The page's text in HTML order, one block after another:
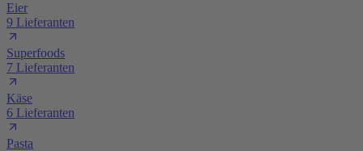
Eier
9 Lieferanten
Superfoods
7 Lieferanten
Käse
6 Lieferanten
Pasta